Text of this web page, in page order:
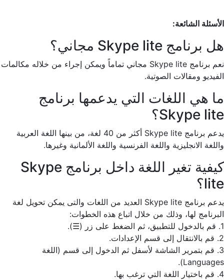
الأسئلة الشائعة:
هل برنامج Skype lite مجاني؟
نعم برنامج Skype lite مجاني تماماً ويمكن إجراء من خلاله مكالمات
الفيديو ومقالات الصوتية.
ما هي اللغات التي يدعمها برنامج
Skype lite؟
يدعم برنامج Skype lite أكثر من 40 لغة، من بينها اللغة العربية
واللغة الانجليزية واللغة الفرنسية واللغة الألمانية وغيرها.
كيفية تغير اللغة داخل برنامج Skype
lite؟
يدعم برنامج Skype lite العديد من اللغات والتى يمكن تحويل لغة
البرنامج لها، وذلك من خلال اتباع هذه الخطوات:
1. قم بالدخول للتطبيق، ثم الضغط على زر (☰).
2. قم بالانتقال إلى قسم الإعدادات.
3. قم بتمرير الشاشة لأسفل ثم الدخول إلى قسم (اللغة
Languages).
4. قم باختيار اللغة التي ترغب بها.